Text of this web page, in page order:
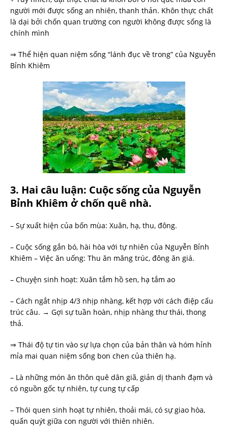
người mới được sống an nhiên, thanh thản. Khôn thực chất
là dại bởi chốn quan trường con người không được sống là
chính mình
⇒ Thể hiện quan niệm sống “lánh đục về trong” của Nguyễn
Bỉnh Khiêm
3. Hai câu luận: Cuộc sống của Nguyễn
Bỉnh Khiêm ở chốn quê nhà.
– Sự xuất hiện của bốn mùa: Xuân, hạ, thu, đông.
– Cuộc sống gắn bó, hài hòa với tự nhiên của Nguyễn Bỉnh
Khiêm – Việc ăn uống: Thu ăn măng trúc, đông ăn giá.
– Chuyện sinh hoạt: Xuân tắm hồ sen, hạ tắm ao
– Cách ngắt nhịp 4/3 nhịp nhàng, kết hợp với cách điệp cấu
trúc câu. → Gợi sự tuần hoàn, nhịp nhàng thư thái, thong
thả.
⇒ Thái độ tự tin vào sự lựa chọn của bản thân và hóm hỉnh
mỉa mai quan niệm sống bon chen của thiên hạ.
– Là những món ăn thôn quê dân giã, giản dị thanh đạm và
có nguồn gốc tự nhiên, tự cung tự cấp
– Thói quen sinh hoạt tự nhiên, thoải mái, có sự giao hòa,
quấn quýt giữa con người với thiên nhiên.